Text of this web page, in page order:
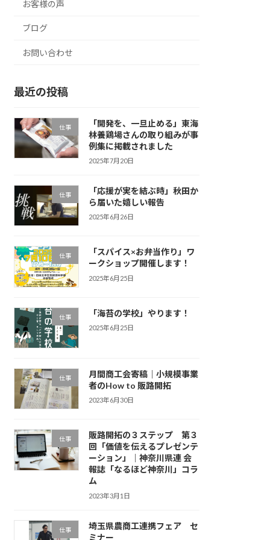
お客様の声
ブログ
お問い合わせ
最近の投稿
仕事
「開発を、一旦止める」東海
林養鶏場さんの取り組みが事
例集に掲載されました
2025年7月20日
仕事
「応援が実を結ぶ時」秋田か
ら届いた嬉しい報告
2025年6月26日
仕事
「スパイス×お弁当作り」ワ
ークショップ開催します！
2025年6月25日
仕事 「海苔の学校」やります！
2025年6月25日
仕事
月間商工会寄稿｜小規模事業
者のHow to 販路開拓
2023年6月30日
仕事
販路開拓の３ステップ 第３
回「価値を伝えるプレゼンテ
ーション」｜神奈川県連 会
報誌「なるほど神奈川」コラ
ム
2023年3月1日
仕事
埼玉県農商工連携フェア セ
ミナー